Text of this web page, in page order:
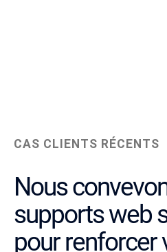
CAS CLIENTS RÉCENTS
Nous
supports web
pour renforcer